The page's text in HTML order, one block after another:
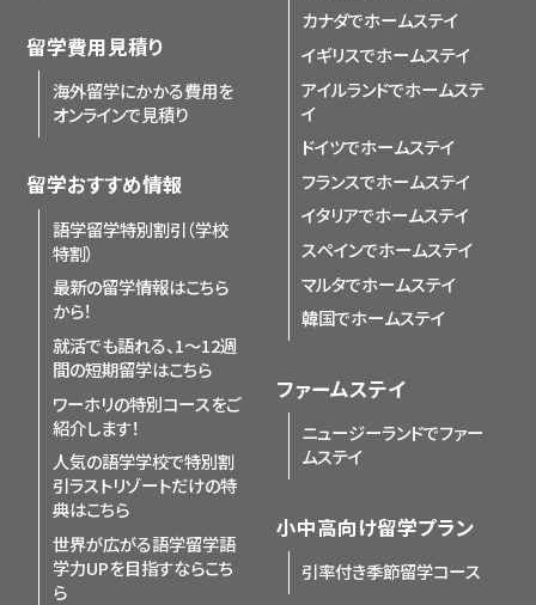
留学費用見積り
海外留学にかかる費用を
オンラインで見積り
留学おすすめ情報
語学留学特別割引（学校
特割）
最新の留学情報はこちら
から！
就活でも語れる、1〜12週
間の短期留学はこちら
ワーホリの特別コースをご
紹介します！
人気の語学学校で特別割
引ラストリゾートだけの特
典はこちら
世界が広がる語学留学語
学力UPを目指すならこち
ら
カナダでホームステイ
イギリスでホームステイ
アイルランドでホームステ
イ
ドイツでホームステイ
フランスでホームステイ
イタリアでホームステイ
スペインでホームステイ
マルタでホームステイ
韓国でホームステイ
ファームステイ
ニュージーランドでファー
ムステイ
小中高向け留学プラン
引率付き季節留学コース